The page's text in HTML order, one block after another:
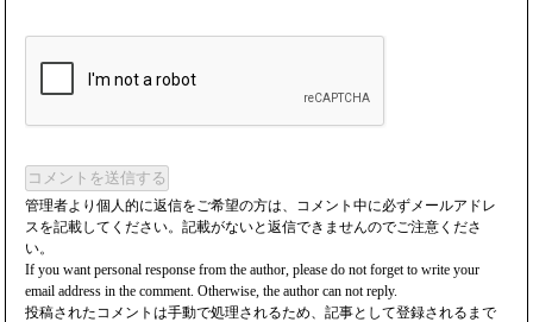
コメントを送信する
管理者より個人的に返信をご希望の方は、コメント中に必ずメールアドレ
スを記載してください。記載がないと返信できませんのでご注意くださ
い。
If you want personal response from the author, please do not forget to write your
email address in the comment. Otherwise, the author can not reply.
投稿されたコメントは手動で処理されるため、記事として登録されるまで